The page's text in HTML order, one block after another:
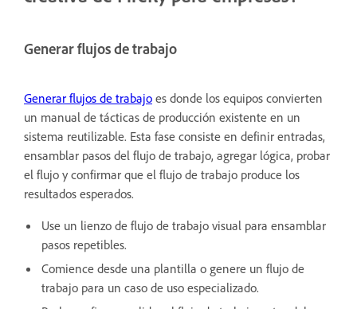
Generar flujos de trabajo
Generar flujos de trabajo es donde los equipos convierten
un manual de tácticas de producción existente en un
sistema reutilizable. Esta fase consiste en definir entradas,
ensamblar pasos del flujo de trabajo, agregar lógica, probar
el flujo y confirmar que el flujo de trabajo produce los
resultados esperados.
Use un lienzo de flujo de trabajo visual para ensamblar
pasos repetibles.
Comience desde una plantilla o genere un flujo de
trabajo para un caso de uso especializado.